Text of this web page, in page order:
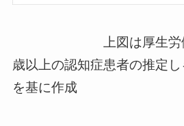
上図は厚生労働省
歳以上の認知症患者の推定し
を基に作成